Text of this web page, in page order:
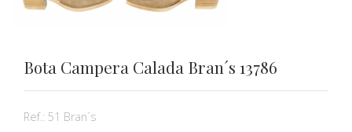
Bota Campera Calada Bran´s 13786
Ref.: 51 Bran´s